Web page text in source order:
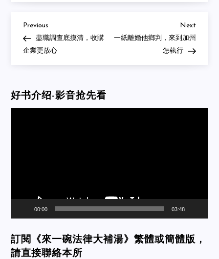
Post
navigation
Previous
Post
Previous
盡職調查底摸清，收購
企業更放心
Next
Next
一紙離婚他鄉判，來到加州
怎執行
好书介绍-影音抢先看
00:00 03:48
訂閱《來一碗法律大補湯》繁體或簡體版，
請直接聯絡本所